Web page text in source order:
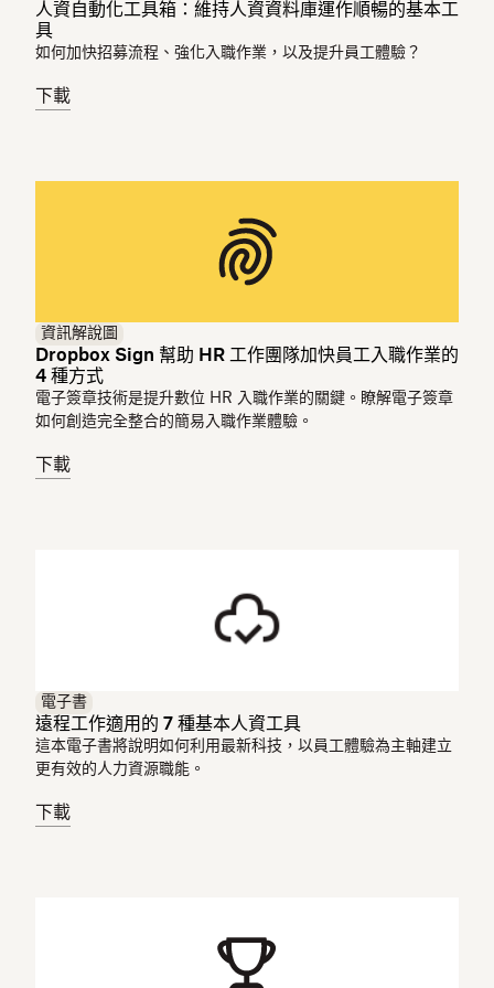
人資自動化工具箱：維持人資資料庫運作順暢的基本工
具
如何加快招募流程、強化入職作業，以及提升員工體驗？
下載
資訊解說圖
Dropbox Sign 幫助 HR 工作團隊加快員工入職作業的
4 種方式
電子簽章技術是提升數位 HR 入職作業的關鍵。瞭解電子簽章
如何創造完全整合的簡易入職作業體驗。
下載
電子書
遠程工作適用的 7 種基本人資工具
這本電子書將說明如何利用最新科技，以員工體驗為主軸建立
更有效的人力資源職能。
下載